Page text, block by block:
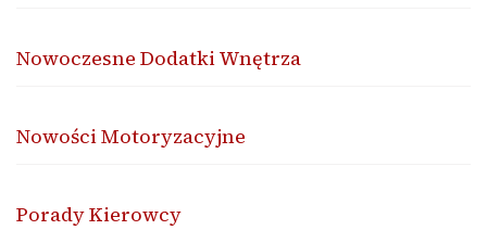
Nowoczesne Dodatki Wnętrza
Nowości Motoryzacyjne
Porady Kierowcy